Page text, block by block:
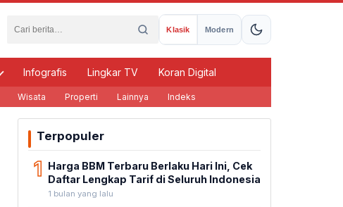
Klasik Modern
Infografis Lingkar TV Koran Digital
Wisata Properti Lainnya Indeks
Terpopuler
1 Harga BBM Terbaru Berlaku Hari Ini, Cek
Daftar Lengkap Tarif di Seluruh Indonesia
1 bulan yang lalu